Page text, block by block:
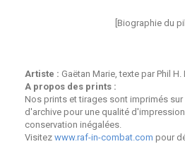
[Biographie du
Artiste : Gaëtan Marie, texte par Phil H.
A propos des prints :
Nos prints et tirages sont imprimés
d'archive pour une qualité
conservation inégalées.
Visitez www.raf-in-combat.com pour